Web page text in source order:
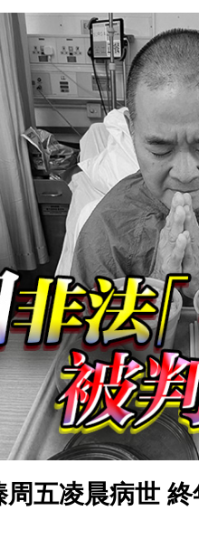
新升級 五組數據見證文儒
國政協委員考察團來瓊考
以舊換新帶動消費約18億
企去年合計營收2.58萬億
讀活動解鎖閱讀新玩法
藝術家齊聚深圳，共奏客
五凌晨病世